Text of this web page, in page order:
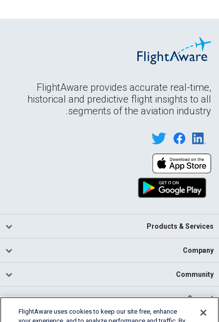
FlightAware provides accurate real-time,
historical and predictive flight insights to all
segments of the aviation industry.
Products & Services
Company
Community
Support
FlightAware uses cookies to keep our site free, enhance